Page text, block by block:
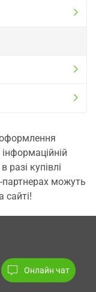
оформлення
разі купівлі
партнерах можуть
сайті!
Онлайн чат